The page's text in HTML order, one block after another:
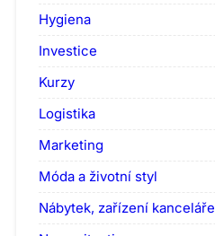
Hygiena
Investice
Kurzy
Logistika
Marketing
Móda a životní styl
Nábytek, zařízení kanceláře